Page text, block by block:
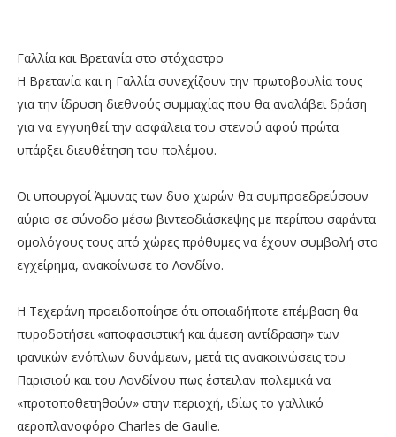
Γαλλία και Βρετανία στο στόχαστρο
Η Βρετανία και η Γαλλία συνεχίζουν την πρωτοβουλία τους
για την ίδρυση διεθνούς συμμαχίας που θα αναλάβει δράση
για να εγγυηθεί την ασφάλεια του στενού αφού πρώτα
υπάρξει διευθέτηση του πολέμου.
Οι υπουργοί Άμυνας των δυο χωρών θα συμπροεδρεύσουν
αύριο σε σύνοδο μέσω βιντεοδιάσκεψης με περίπου σαράντα
ομολόγους τους από χώρες πρόθυμες να έχουν συμβολή στο
εγχείρημα, ανακοίνωσε το Λονδίνο.
Η Τεχεράνη προειδοποίησε ότι οποιαδήποτε επέμβαση θα
πυροδοτήσει «αποφασιστική και άμεση αντίδραση» των
ιρανικών ενόπλων δυνάμεων, μετά τις ανακοινώσεις του
Παρισιού και του Λονδίνου πως έστειλαν πολεμικά να
«προτοποθετηθούν» στην περιοχή, ιδίως το γαλλικό
αεροπλανοφόρο Charles de Gaulle.